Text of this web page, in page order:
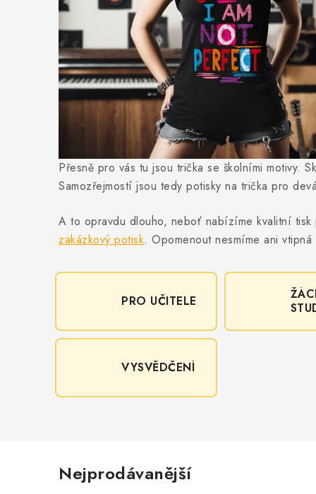
Přesně pro vás tu jsou trička se školními motivy.
Samozřejmostí jsou tedy potisky na trička pro
A to opravdu dlouho, neboť nabízíme kvalitní
zakázkový potisk. Opomenout nesmíme ani
PRO UČITELE
VYSVĚDČENÍ
Nejprodávanější